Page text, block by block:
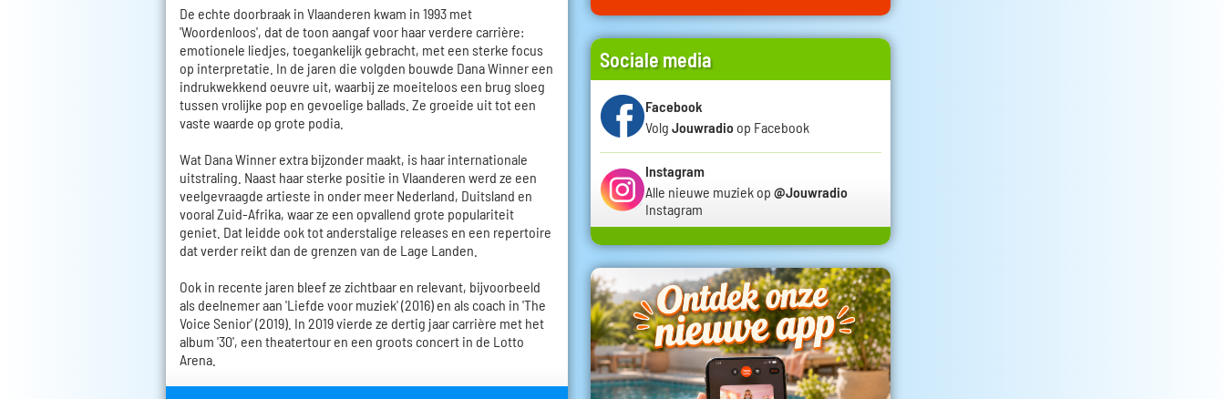
De echte doorbraak in Vlaanderen kwam in 1993 met
'Woordenloos', dat de toon aangaf voor haar verdere carrière:
emotionele liedjes, toegankelijk gebracht, met een sterke focus
op interpretatie. In de jaren die volgden bouwde Dana Winner een
indrukwekkend oeuvre uit, waarbij ze moeiteloos een brug sloeg
tussen vrolijke pop en gevoelige ballads. Ze groeide uit tot een
vaste waarde op grote podia.
Wat Dana Winner extra bijzonder maakt, is haar internationale
uitstraling. Naast haar sterke positie in Vlaanderen werd ze een
veelgevraagde artieste in onder meer Nederland, Duitsland en
vooral Zuid-Afrika, waar ze een opvallend grote populariteit
geniet. Dat leidde ook tot anderstalige releases en een repertoire
dat verder reikt dan de grenzen van de Lage Landen.
Ook in recente jaren bleef ze zichtbaar en relevant, bijvoorbeeld
als deelnemer aan 'Liefde voor muziek' (2016) en als coach in 'The
Voice Senior' (2019). In 2019 vierde ze dertig jaar carrière met het
album '30', een theatertour en een groots concert in de Lotto
Arena.
Sociale media
Facebook
Volg Jouwradio op Facebook
Instagram
Alle nieuwe muziek op @Jouwradio
Instagram